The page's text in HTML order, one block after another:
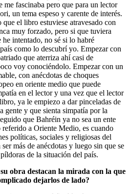
me fascinaba pero que para un lector
un tema espeso y carente de interés.
que el libro estuviese atravesado con
muy forzado, pero si que tuviera
intentado, no sé si lo habré
como lo descubrí yo. Empezar con
que aterriza ahí casi de
voy conociéndolo. Empezar con un
con anécdotas de choques
en oriente medio que puede
en el lector y una vez que el lector
ya le empiezo a dar pinceladas de
gente y que sienta simpatía por la
que Bahréin ya no sea un ente
a Oriente Medio, es cuando
políticas, sociales y religiosas del
más de anécdotas y luego sin que se
de la situación del país.
obra destacan la mirada con la que
dejarlos de lado?